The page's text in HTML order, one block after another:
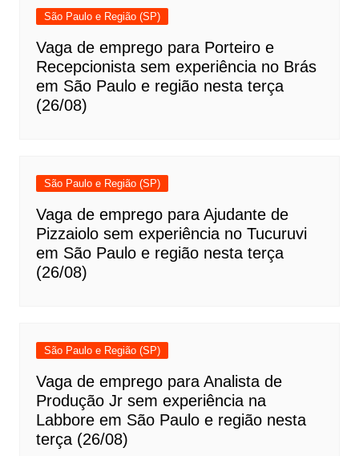
São Paulo e Região (SP)
Vaga de emprego para Porteiro e
Recepcionista sem experiência no Brás
em São Paulo e região nesta terça
(26/08)
São Paulo e Região (SP)
Vaga de emprego para Ajudante de
Pizzaiolo sem experiência no Tucuruvi
em São Paulo e região nesta terça
(26/08)
São Paulo e Região (SP)
Vaga de emprego para Analista de
Produção Jr sem experiência na
Labbore em São Paulo e região nesta
terça (26/08)